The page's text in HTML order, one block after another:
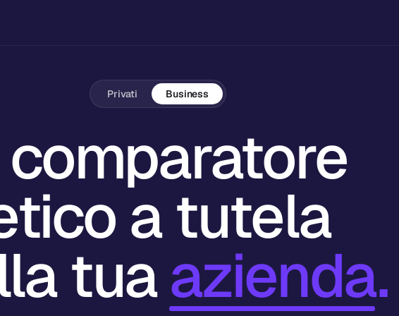
Privati Business
a tutela
tuaazienda.